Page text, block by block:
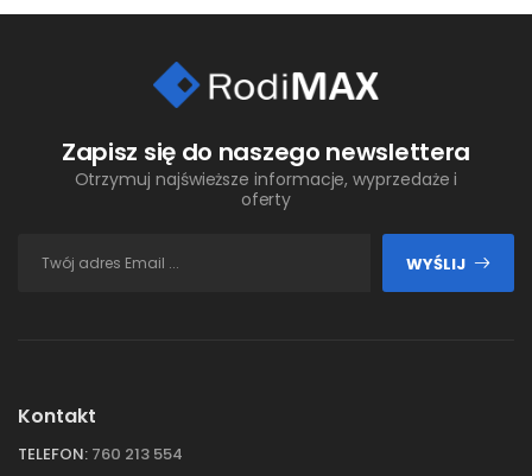
Zapisz się do naszego newslettera
Otrzymuj najświeższe informacje, wyprzedaże i
oferty
WYŚLIJ
Kontakt
TELEFON: 760 213 554